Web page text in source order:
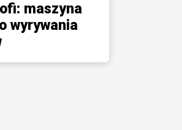
maszyna
wyrywania